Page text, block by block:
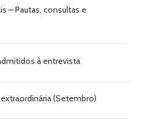
– Pautas, consultas e
à entrevista
(Setembro)